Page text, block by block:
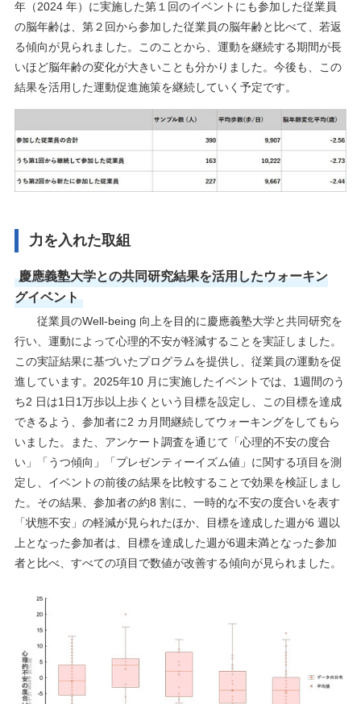
年（2024 年）に実施した第１回のイベントにも参加した従業員
の脳年齢は、第２回から参加した従業員の脳年齢と比べて、若返
る傾向が見られました。このことから、運動を継続する期間が長
いほど脳年齢の変化が大きいことも分かりました。今後も、この
結果を活用した運動促進施策を継続していく予定です。
力を入れた取組
慶應義塾大学との共同研究結果を活用したウォーキン
グイベント
従業員のWell-being 向上を目的に慶應義塾大学と共同研究を
行い、運動によって心理的不安が軽減することを実証しました。
この実証結果に基づいたプログラムを提供し、従業員の運動を促
進しています。2025年10 月に実施したイベントでは、1週間のう
ち2 日は1日1万歩以上歩くという目標を設定し、この目標を達成
できるよう、参加者に2 カ月間継続してウォーキングをしてもら
いました。また、アンケート調査を通じて「心理的不安の度合
い」「うつ傾向」「プレゼンティーイズム値」に関する項目を測
定し、イベントの前後の結果を比較することで効果を検証しまし
た。その結果、参加者の約8 割に、一時的な不安の度合いを表す
「状態不安」の軽減が見られたほか、目標を達成した週が6 週以
上となった参加者は、目標を達成した週が6週未満となった参加
者と比べ、すべての項目で数値が改善する傾向が見られました。